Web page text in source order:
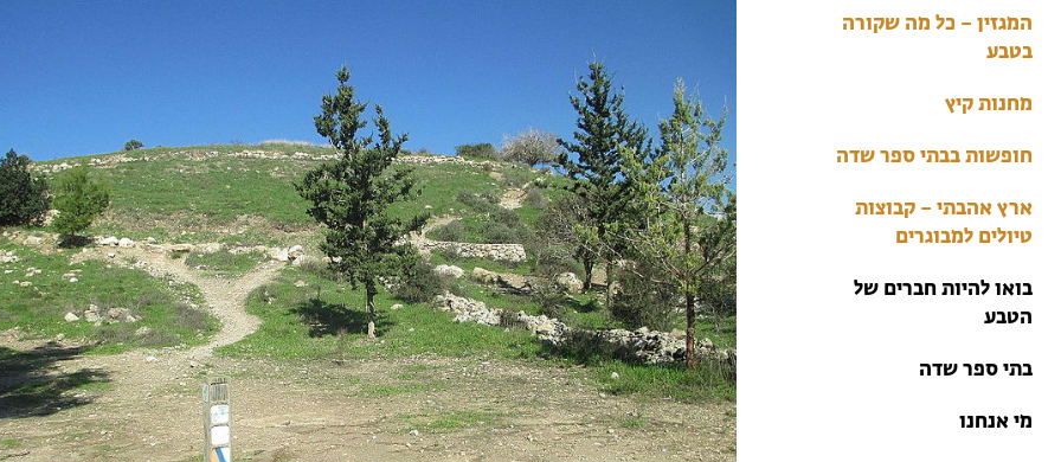
טיולים למבוגרים: ארץ
מחנות קיץ
המגזין – כל מה שקורה
בטבע
מחנות קיץ
חופשות בבתי ספר שדה
ארץ אהבתי – קבוצות
טיולים למבוגרים
בואו להיות חברים של
הטבע
בתי ספר שדה
מי אנחנו